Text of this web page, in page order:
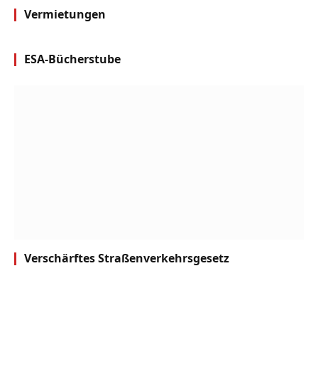
Vermietungen
ESA-Bücherstube
Verschärftes Straßenverkehrsgesetz